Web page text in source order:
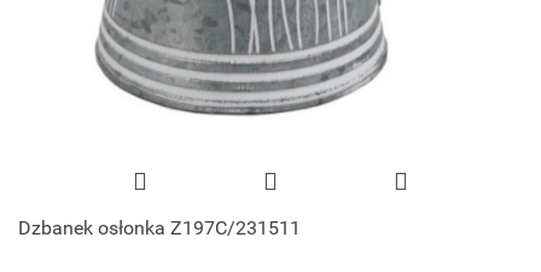
Dzbanek osłonka Z197C/231511